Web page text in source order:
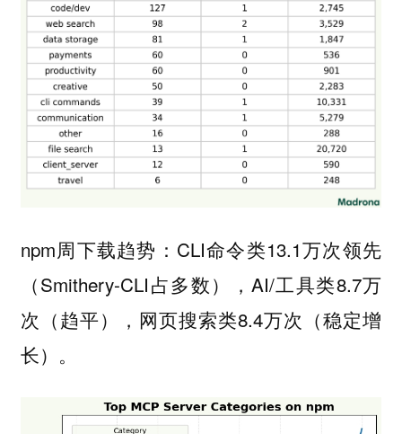
npm周下载趋势：CLI命令类13.1万次领先
（Smithery-CLI占多数），AI/工具类8.7万
次（趋平），网页搜索类8.4万次（稳定增
长）。